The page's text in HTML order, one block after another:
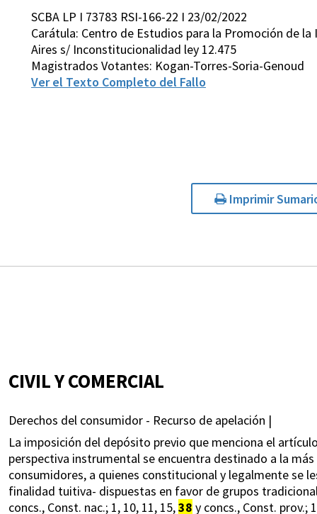
SCBA LP I 73783 RSI-166-22 I 23/02/2022
Carátula: Centro de Estudios para la Promoción de
Aires s/ Inconstitucionalidad ley 12.475
Magistrados Votantes: Kogan-Torres-Soria-Genoud
Ver el Texto Completo del Fallo
Imprimir
CIVIL Y COMERCIAL
Derechos del consumidor - Recurso de apelación |
La imposición del depósito previo que menciona el
perspectiva instrumental se encuentra destinado a la
consumidores, a quienes constitucional y legalmente se
finalidad tuitiva- dispuestas en favor de grupos
concs., Const. nac.; 1, 10, 11, 15,38 y concs., Const. prov.;